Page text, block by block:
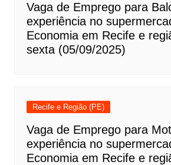
Vaga de Emprego para
experiência no
Economia em Recife e
sexta (05/09/2025)
Recife e Região (PE)
Vaga de Emprego para
experiência no
Economia em Recife e